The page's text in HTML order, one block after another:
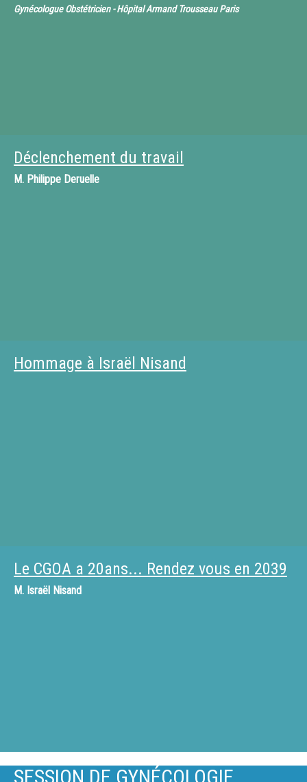
Gynécologue Obstétricien - Hôpital Armand Trousseau Paris
Déclenchement du travail
M. Philippe Deruelle
Hommage à Israël Nisand
Le CGOA a 20ans... Rendez vous en 2039
M. Israël Nisand
SESSION DE GYNÉCOLOGIE